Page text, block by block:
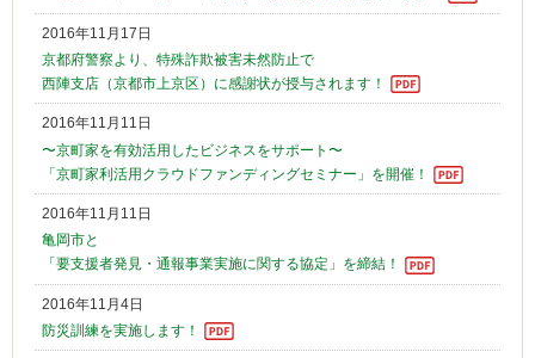
2016年11月17日
京都府警察より、特殊詐欺被害未然防止で
西陣支店（京都市上京区）に感謝状が授与されます！
2016年11月11日
〜京町家を有効活用したビジネスをサポート〜
「京町家利活用クラウドファンディングセミナー」を開催！
2016年11月11日
亀岡市と
「要支援者発見・通報事業実施に関する協定」を締結！
2016年11月4日
防災訓練を実施します！